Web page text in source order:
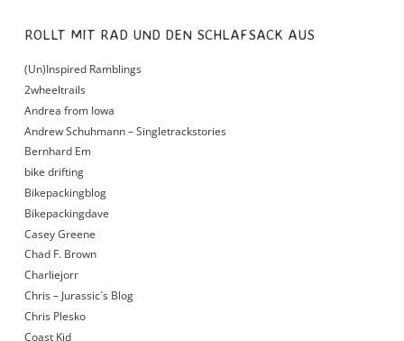
ROLLT MIT RAD UND DEN SCHLAFSACK AUS
(Un)Inspired Ramblings
2wheeltrails
Andrea from Iowa
Andrew Schuhmann – Singletrackstories
Bernhard Em
bike drifting
Bikepackingblog
Bikepackingdave
Casey Greene
Chad F. Brown
Charliejorr
Chris – Jurassic´s Blog
Chris Plesko
Coast Kid